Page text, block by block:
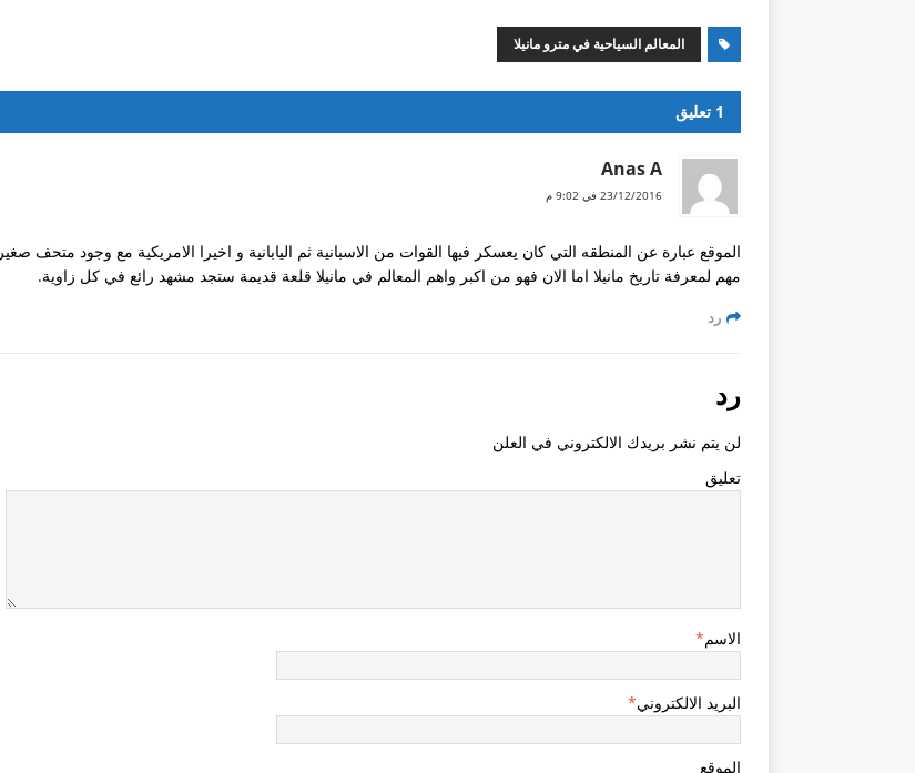
المعالم السياحية في مترو مانيلا
1 تعليق
Anas A
23/12/2016 في 9:02 م
الموقع عبارة عن المنطقه التي كان يعسكر فيها القوات من الاسبانية ثم اليابانية و اخيرا الامريكية مع وجود متحف صغير
مهم لمعرفة تاريخ مانيلا اما الان فهو من اكبر واهم المعالم في مانيلا قلعة قديمة ستجد مشهد رائع في كل زاوية.
رد
رد
لن يتم نشر بريدك الالكتروني في العلن
تعليق
الاسم*
البريد الالكتروني*
الموقع